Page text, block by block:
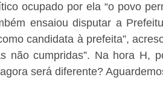
ocupado por ela “o povo
ensaiou disputar a
candidata à prefeita”,
não cumpridas”. Na hora H,
será diferente?